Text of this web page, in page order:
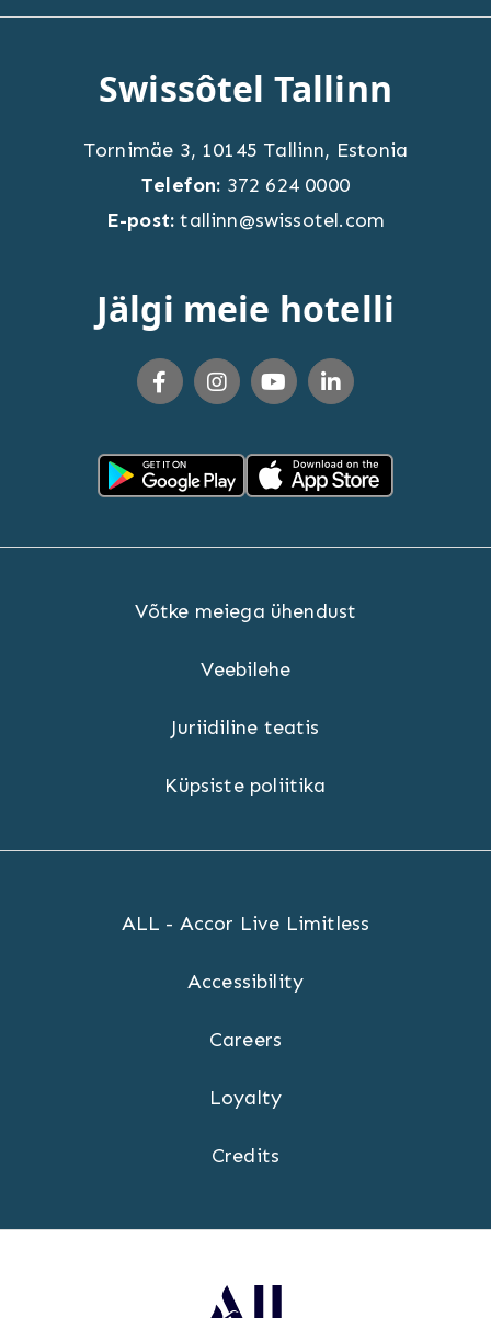
Võtke meiega ühendust
Veebilehe
Juriidiline teatis
Küpsiste poliitika
Swissôtel Tallinn
Tornimäe 3, 10145 Tallinn, Estonia
Telefon: 372 624 0000
E-post: tallinn@swissotel.com
Jälgi meie hotelli
ALL - Accor Live Limitless
Accessibility
Careers
Loyalty
Credits